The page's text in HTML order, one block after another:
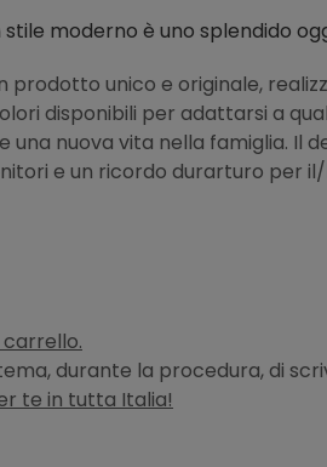
stile moderno è uno splendido
prodotto unico e originale,
disponibili per adattarsi a
nuova vita nella famiglia. Il
e un ricordo durarturo per
durante la procedura, di
te in tutta Italia!